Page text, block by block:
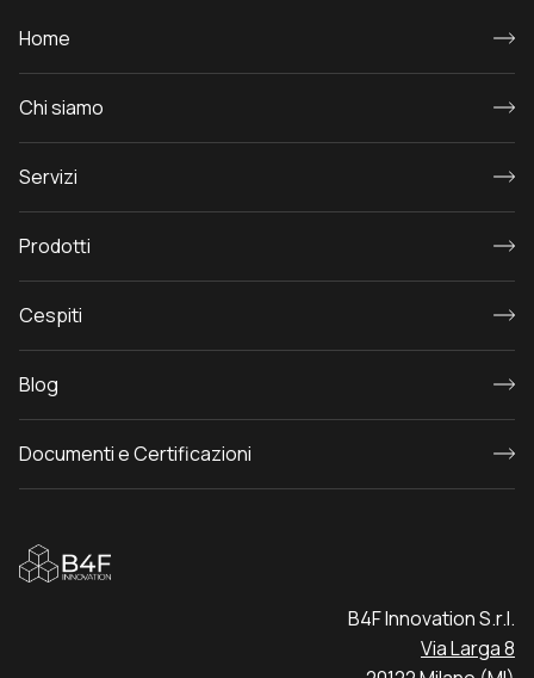
Home
Chi siamo
Servizi
Prodotti
Cespiti
Blog
Documenti e Certificazioni
B4F Innovation S.r.l.
Via Larga 8